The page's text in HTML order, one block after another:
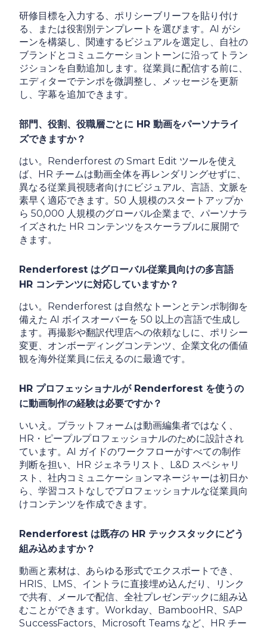
研修目標を入力する、ポリシーブリーフを貼り付け
る、または役割別テンプレートを選びます。AI がシ
ーンを構築し、関連するビジュアルを選定し、自社の
ブランドとコミュニケーショントーンに沿ってトラン
ジションを自動追加します。従業員に配信する前に、
エディターでテンポを微調整し、メッセージを更新
し、字幕を追加できます。
部門、役割、役職層ごとに HR 動画をパーソナライ
ズできますか？
はい。Renderforest の Smart Edit ツールを使え
ば、HR チームは動画全体を再レンダリングせずに、
異なる従業員視聴者向けにビジュアル、言語、文脈を
素早く適応できます。50 人規模のスタートアップか
ら 50,000 人規模のグローバル企業まで、パーソナラ
イズされた HR コンテンツをスケーラブルに展開で
きます。
Renderforest はグローバル従業員向けの多言語
HR コンテンツに対応していますか？
はい。Renderforest は自然なトーンとテンポ制御を
備えた AI ボイスオーバーを 50 以上の言語で生成し
ます。再撮影や翻訳代理店への依頼なしに、ポリシー
変更、オンボーディングコンテンツ、企業文化の価値
観を海外従業員に伝えるのに最適です。
HR プロフェッショナルが Renderforest を使うの
に動画制作の経験は必要ですか？
いいえ。プラットフォームは動画編集者ではなく、
HR・ピープルプロフェッショナルのために設計され
ています。AI ガイドのワークフローがすべての制作
判断を担い、HR ジェネラリスト、L&D スペシャリ
スト、社内コミュニケーションマネージャーは初日か
ら、学習コストなしでプロフェッショナルな従業員向
けコンテンツを作成できます。
Renderforest は既存の HR テックスタックにどう
組み込めますか？
動画と素材は、あらゆる形式でエクスポートでき、
HRIS、LMS、イントラに直接埋め込んだり、リンク
で共有、メールで配信、全社プレゼンデックに組み込
むことができます。Workday、BambooHR、SAP
SuccessFactors、Microsoft Teams など、HR チー